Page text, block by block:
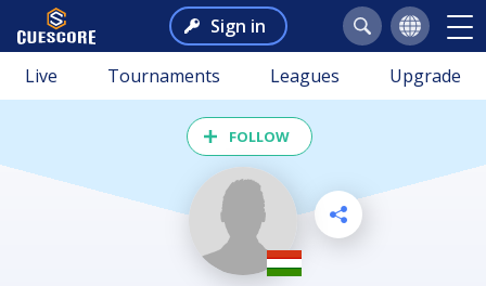
Sign in
Live Tournaments Leagues Upgrade
FOLLOW